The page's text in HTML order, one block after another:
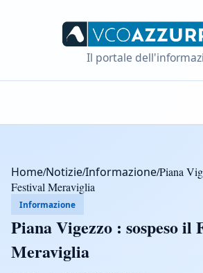
Il portale
Home/Notizie/Informazione/Piana
Festival Meraviglia
Informazione
Piana Vigezzo : sospeso il
Meraviglia